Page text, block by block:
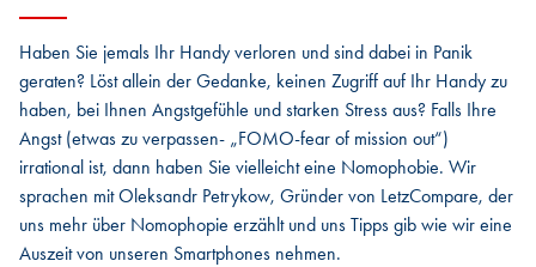
Haben Sie jemals Ihr Handy verloren und sind dabei in Panik
geraten? Löst allein der Gedanke, keinen Zugriff auf Ihr Handy zu
haben, bei Ihnen Angstgefühle und starken Stress aus? Falls Ihre
Angst (etwas zu verpassen- „FOMO-fear of mission out“)
irrational ist, dann haben Sie vielleicht eine Nomophobie. Wir
sprachen mit Oleksandr Petrykow, Gründer von LetzCompare, der
uns mehr über Nomophopie erzählt und uns Tipps gib wie wir eine
Auszeit von unseren Smartphones nehmen.